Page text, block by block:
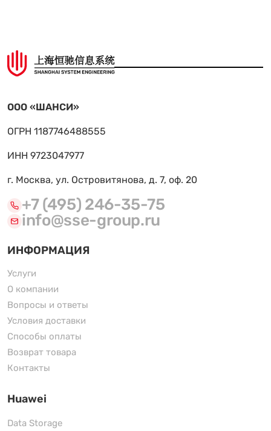
ООО «ШАНСИ»
ОГРН 1187746488555
ИНН 9723047977
г. Москва, ул. Островитянова, д. 7, оф. 20
+7 (495) 246-35-75
info@sse-group.ru
ИНФОРМАЦИЯ
Услуги
О компании
Вопросы и ответы
Условия доставки
Способы оплаты
Возврат товара
Контакты
Huawei
Data Storage